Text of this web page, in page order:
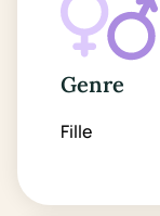
Genre
Fille